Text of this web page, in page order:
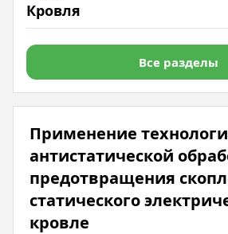
Кровля
Все разделы
Применение
антистатической
предотвращения
статического
кровле